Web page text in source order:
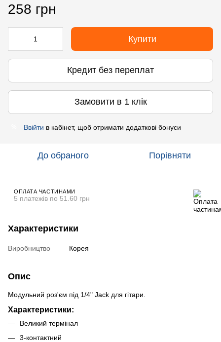
258 грн
Купити
Кредит без переплат
Замовити в 1 клік
Ввійти в кабінет, щоб отримати додаткові бонуси
До обраного Порівняти
ОПЛАТА ЧАСТИНАМИ
5 платежів по 51.60 грн
Характеристики
Виробництво Корея
Опис
Модульний роз'єм під 1/4" Jack для гітари.
Характеристики:
Великий термінал
3-контактний